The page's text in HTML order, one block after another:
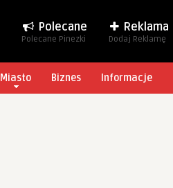
Polecane
Polecane Pinezki
Reklama
Dodaj Reklamę
Miasto Biznes Informacje